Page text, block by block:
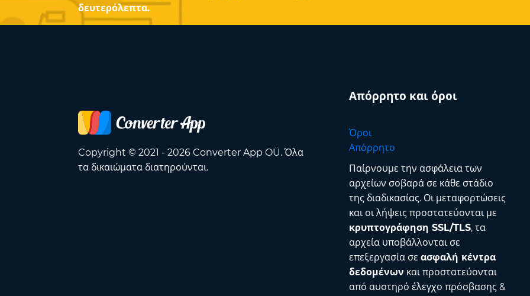
δευτερόλεπτα.
Copyright © 2021 - 2026 Converter App OÜ. Όλα
τα δικαιώματα διατηρούνται.
Απόρρητο και όροι
Όροι
Απόρρητο
Παίρνουμε την ασφάλεια των
αρχείων σοβαρά σε κάθε στάδιο
της διαδικασίας. Οι μεταφορτώσεις
και οι λήψεις προστατεύονται με
κρυπτογράφηση SSL/TLS, τα
αρχεία υποβάλλονται σε
επεξεργασία σε ασφαλή κέντρα
δεδομένων και προστατεύονται
από αυστηρό έλεγχο πρόσβασης &